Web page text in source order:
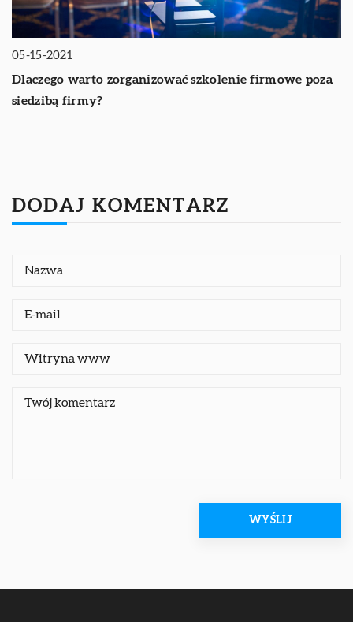
05-15-2021
Dlaczego warto zorganizować szkolenie firmowe poza
siedzibą firmy?
DODAJ KOMENTARZ